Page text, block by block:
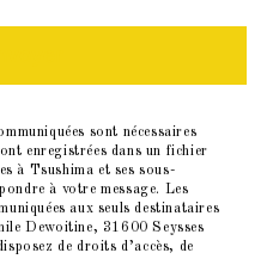
sont nécessaires
enregistrées dans un fichier
à Tsushima et ses sous-
à votre message. Les
aux seuls destinataires
Dewoitine, 31600 Seysses
de droits d’accès, de